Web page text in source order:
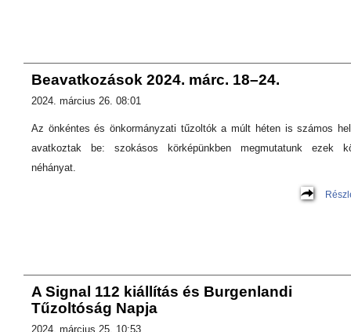
Beavatkozások 2024. márc. 18–24.
2024. március 26. 08:01
Az önkéntes és önkormányzati tűzoltók a múlt héten is számos
avatkoztak be: szokásos körképünkben megmutatunk ezek
néhányat.
A Signal 112 kiállítás és Burgenlandi
Tűzoltóság Napja
2024. március 25. 10:53